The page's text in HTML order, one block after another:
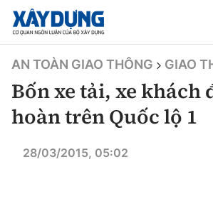
TIN BỘ XÂY DỰNG
AN TOÀN GIAO THÔNG GIAO
Bốn xe tải, xe khách
hoàn trên Quốc lộ 1
28/03/2015, 05:02